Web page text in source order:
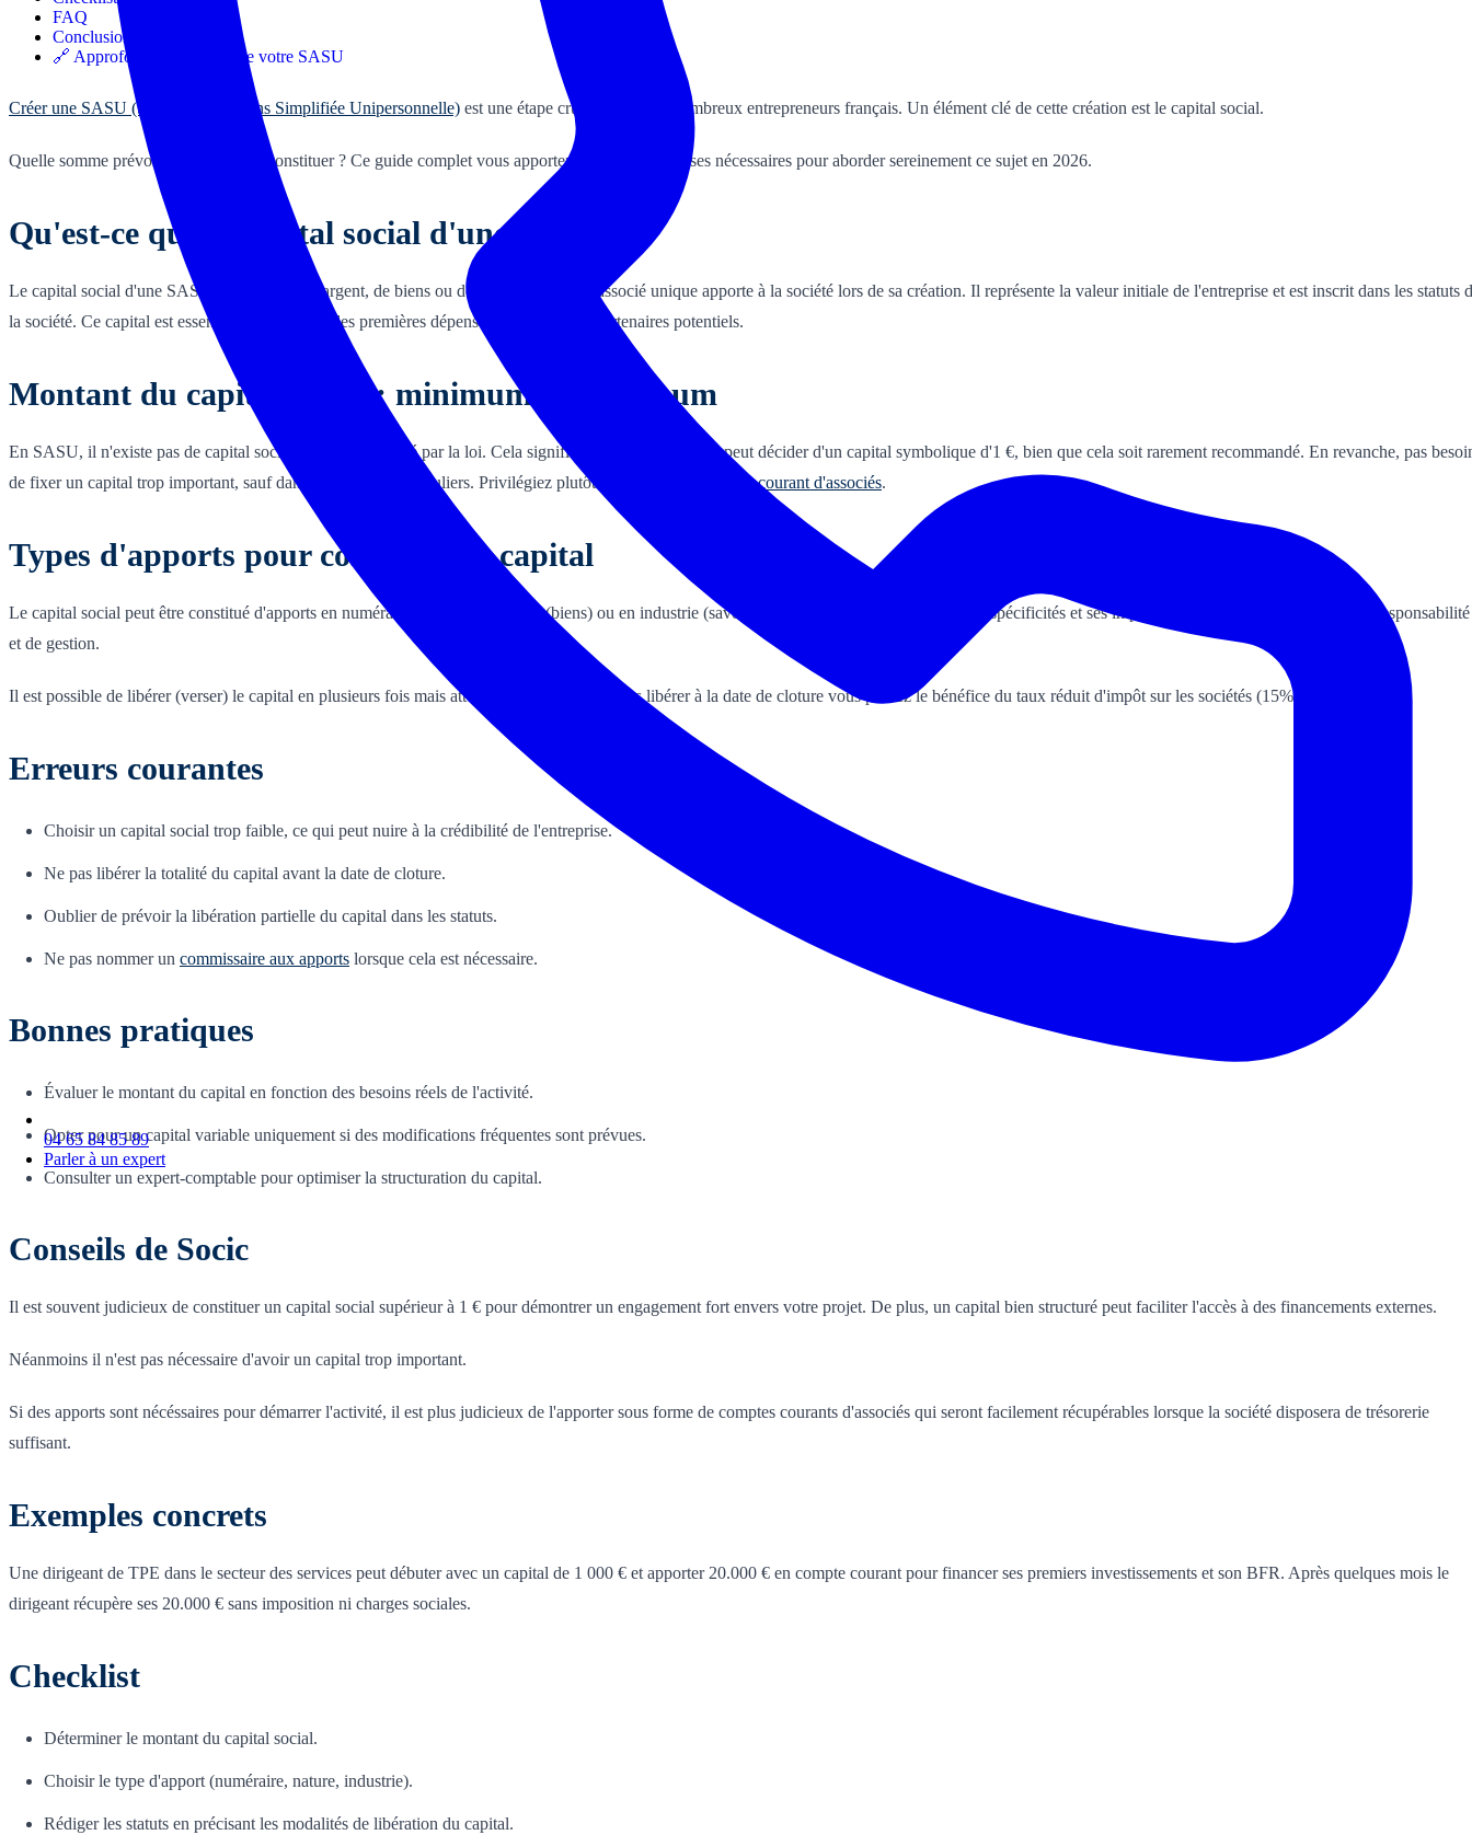
04 65 84 85 89
Parler à un expert
FAQ
Conclusion
🔗 Approfondir la fiscalité de votre SASU
Créer une SASU (Société par Actions Simplifiée Unipersonnelle) est une étape cruciale pour de nombreux entrepreneurs français. Un élément clé de cette création est le capital social.
Quelle somme prévoir ? Comment le constituer ? Ce guide complet vous apportera toutes les réponses nécessaires pour aborder sereinement ce sujet en 2026.
Qu'est-ce que le capital social d'une SASU ?
Le capital social d'une SASU est la somme d'argent, de biens ou de savoir-faire que l'associé unique apporte à la société lors de sa création. Il représente la valeur initiale de l'entreprise et est inscrit dans les statuts
la société. Ce capital est essentiel pour financer les premières dépenses et rassurer les partenaires potentiels.
Montant du capital social : minimum et maximum
En SASU, il n'existe pas de capital social minimum imposé par la loi. Cela signifie que l'associé unique peut décider d'un capital symbolique d'1 €, bien que cela soit rarement recommandé. En revanche, pas
de fixer un capital trop important, sauf dans des cas très particuliers. Privilégiez plutôt des
apports en compte courant d'associés.
Types d'apports pour constituer le capital
Le capital social peut être constitué d'apports en numéraire (argent), en nature (biens) ou en industrie (savoir-faire). Chaque type d'apport a ses spécificités et ses implications, notamment en termes de responsabilité
et de gestion.
Il est possible de libérer (verser) le capital en plusieurs fois mais attention si celui-ci n'est pas libérer à la date de cloture vous perdez le bénéfice du taux réduit d'impôt sur les sociétés (15% au lieu de 25%)
Erreurs courantes
Choisir un capital social trop faible, ce qui peut nuire à la crédibilité de l'entreprise.
Ne pas libérer la totalité du capital avant la date de cloture.
Oublier de prévoir la libération partielle du capital dans les statuts.
Ne pas nommer un commissaire aux apports lorsque cela est nécessaire.
Bonnes pratiques
Évaluer le montant du capital en fonction des besoins réels de l'activité.
Opter pour un capital variable uniquement si des modifications fréquentes sont prévues.
Consulter un expert-comptable pour optimiser la structuration du capital.
Conseils de Socic
Il est souvent judicieux de constituer un capital social supérieur à 1 € pour démontrer un engagement fort envers votre projet. De plus, un capital bien structuré peut faciliter l'accès à des financements externes.
Néanmoins il n'est pas nécessaire d'avoir un capital trop important.
Si des apports sont nécéssaires pour démarrer l'activité, il est plus judicieux de l'apporter sous forme de comptes courants d'associés qui seront facilement récupérables lorsque la société disposera de trésorerie
suffisant.
Exemples concrets
Une dirigeant de TPE dans le secteur des services peut débuter avec un capital de 1 000 € et apporter 20.000 € en compte courant pour financer ses premiers investissements et son BFR. Après quelques mois le
dirigeant récupère ses 20.000 € sans imposition ni charges sociales.
Checklist
Déterminer le montant du capital social.
Choisir le type d'apport (numéraire, nature, industrie).
Rédiger les statuts en précisant les modalités de libération du capital.